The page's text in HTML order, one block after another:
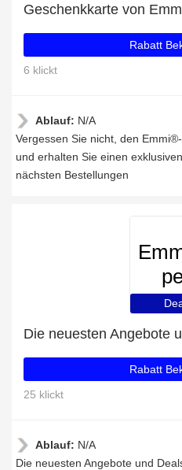
Geschenkkarte von
Rabatt
6 klickt
Ablauf: N/A
Vergessen Sie nicht, den
und erhalten Sie einen
nächsten Bestellungen
Rabatt
25 klickt
Ablauf: N/A
Die neuesten Angebote und